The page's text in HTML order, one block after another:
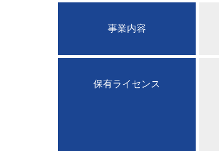
事業内容
保有ライセンス